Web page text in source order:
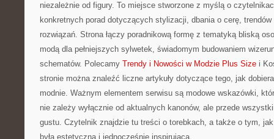
niezależnie od figury. To miejsce stworzone z myślą o
konkretnych porad dotyczących stylizacji, dbania o cerę,
rozwiązań. Strona łączy poradnikową formę z tematyką bliską
modą dla pełniejszych sylwetek, świadomym budowaniem
schematów. Polecamy Trendy i Nowości w Modzie Plus Size i
stronie można znaleźć liczne artykuły dotyczące tego, jak
modnie. Ważnym elementem serwisu są modowe wskazówki,
nie zależy wyłącznie od aktualnych kanonów, ale przede
gustu. Czytelnik znajdzie tu treści o torebkach, a także o tym, jak
była estetyczna i jednocześnie inspirująca.